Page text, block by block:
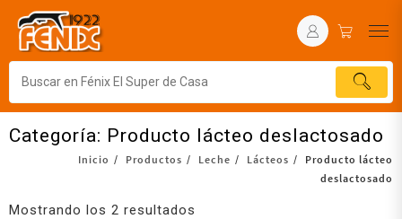
Categoría: Producto lácteo deslactosado
Inicio Productos Leche Lácteos
Producto lácteo
deslactosado
Mostrando los 2 resultados